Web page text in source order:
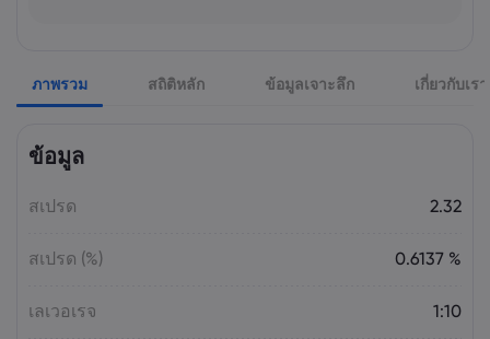
US Government Shutdown Threatens
October Inflation Data Release
US-EU Relations: Russia Sanctions Unite
Emma Rose
ภาพรวม สถิติหลัก ข้อมูลเจาะลึก เกี่ยวกับเรา
ข้อมูล
สเปรด 2.32
สเปรด (%) 0.6137 %
เลเวอเรจ 1:10